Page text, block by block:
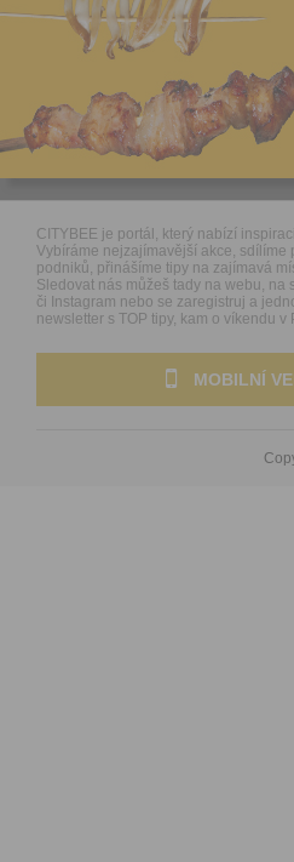
CITYBEE je portál, který nabízí
Vybíráme nejzajímavější akce, sdílíme
podniků, přinášíme tipy na zajímavá
Sledovat nás můžeš tady na webu, na
či Instagram nebo se zaregistruj a
newsletter s TOP tipy, kam o víkendu v
MOBILNÍ